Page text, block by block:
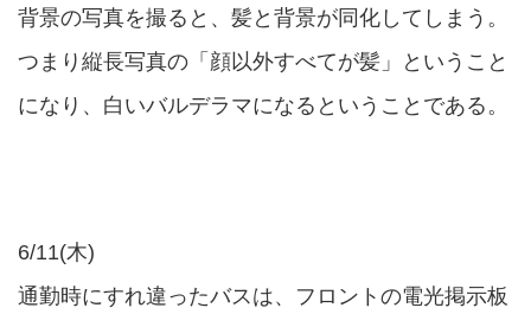
背景の写真を撮ると、髪と背景が同化してしまう。
つまり縦長写真の「顔以外すべてが髪」ということ
になり、白いバルデラマになるということである。
6/11(木)
通勤時にすれ違ったバスは、フロントの電光掲示板